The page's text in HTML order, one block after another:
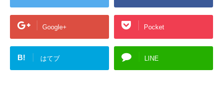
Google+ Pocket
B! はてブ LINE